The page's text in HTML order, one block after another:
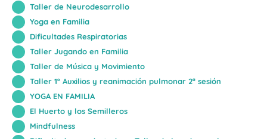
Taller de Neurodesarrollo
Yoga en Familia
Dificultades Respiratorias
Taller Jugando en Familia
Taller de Música y Movimiento
Taller 1º Auxilios y reanimación pulmonar 2ª sesión
YOGA EN FAMILIA
El Huerto y los Semilleros
Mindfulness